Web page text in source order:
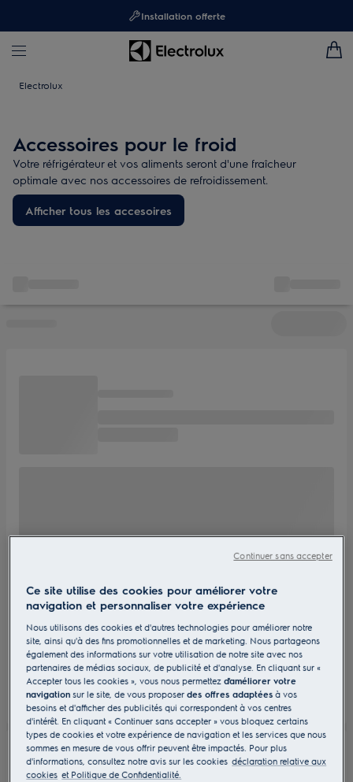
Installation offerte
Electrolux
Accessoires pour le froid
Votre réfrigérateur et vos aliments seront d'une fraîcheur
optimale avec nos accessoires de refroidissement.
Afficher tous les accesoires
Ce site utilise des cookies pour améliorer votre
navigation et personnaliser votre expérience
Nous utilisons des cookies et d'autres technologies pour améliorer notre
site, ainsi qu'à des fins promotionnelles et de marketing. Nous partageons
également des informations sur votre utilisation de notre site avec nos
partenaires de médias sociaux, de publicité et d'analyse. En cliquant sur «
Accepter tous les cookies », vous nous permettezd'améliorer votre
navigation sur le site, de vous proposerdes offres adaptées à vos
besoins et d'afficher des publicités qui correspondent à vos centres
d'intérêt. En cliquant « Continuer sans accepter » vous bloquez certains
types de cookies et votre expérience de navigation et les services que nous
sommes en mesure de vous offrir peuvent être impactés. Pour plus
d'informations, consultez notre avis sur les cookies déclaration relative aux
cookies et Politique de Confidentialité.
Continuer sans accepter